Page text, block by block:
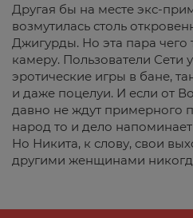
Другая бы на месте экс-
возмутилась столь
Джигурды. Но эта пара чего
камеру. Пользователи Сети
эротические игры в бане,
и даже поцелуи. И если от
давно не ждут примерного
народ то и дело
Но Никита, к слову, свои
другими женщинами